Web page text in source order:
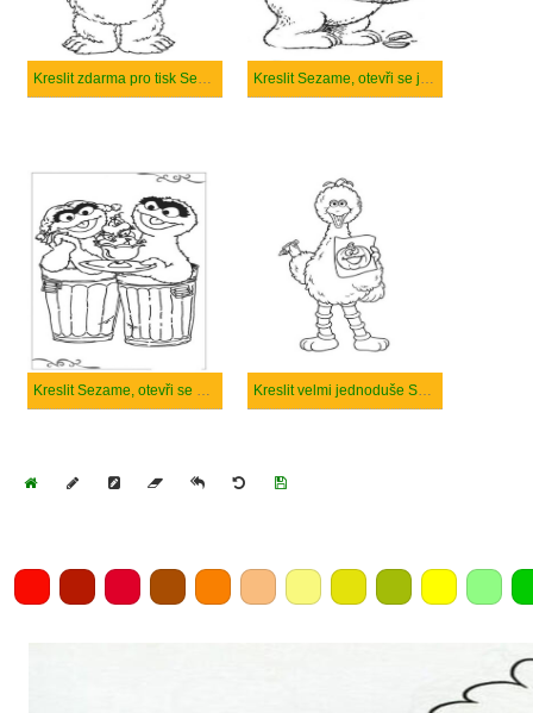
Kreslit zdarma pro tisk Sezame, otevři se Kreslit Sezame, otevři se jednoduše
Kreslit Sezame, otevři se velmi základní Kreslit velmi jednoduše Sezame, otevři se